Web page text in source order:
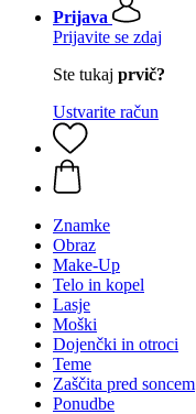
Prijava
Prijavite se zdaj
Ste tukaj prvič?
Ustvarite račun
Znamke
Obraz
Make-Up
Telo in kopel
Lasje
Moški
Dojenčki in otroci
Teme
Zaščita pred soncem
Ponudbe